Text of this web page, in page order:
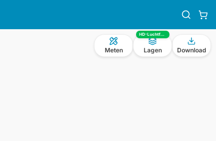
Meten
HD-Luchtfoto
Lagen Download